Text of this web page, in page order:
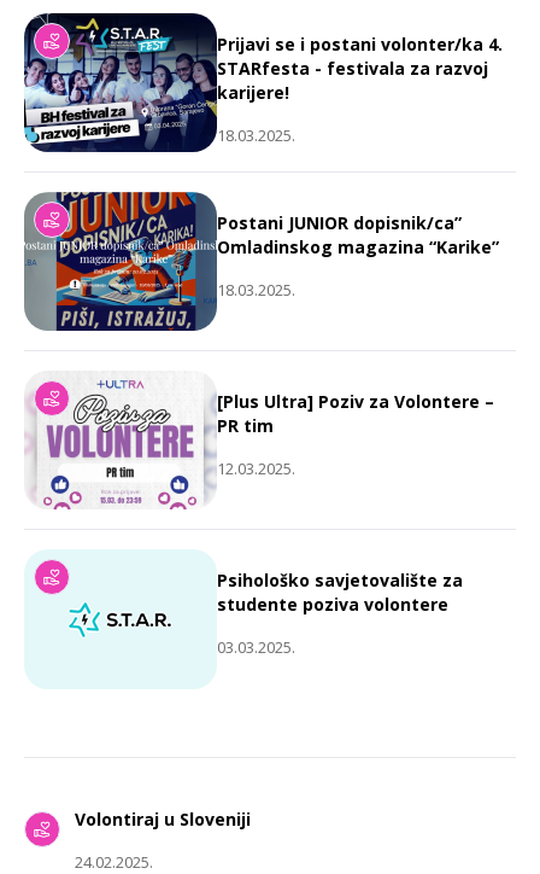
Prijavi se i postani volonter/ka 4.
STARfesta - festivala za razvoj
karijere!
18.03.2025.
Postani JUNIOR dopisnik/ca”
Omladinskog magazina “Karike”
18.03.2025.
[Plus Ultra] Poziv za Volontere –
PR tim
12.03.2025.
Psihološko savjetovalište za
studente poziva volontere
03.03.2025.
Volontiraj u Sloveniji
24.02.2025.